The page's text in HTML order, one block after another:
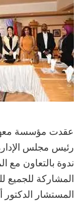
عقدت مؤسسة معهد
رئيس مجلس
ندوة بالتعاون
المشاركة للجميع
المستشار الدكتور